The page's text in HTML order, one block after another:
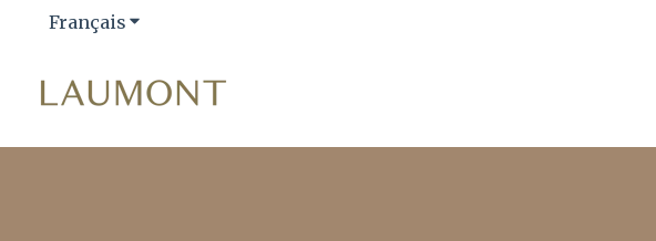
Français Afficher le sous-menu pour les traductions